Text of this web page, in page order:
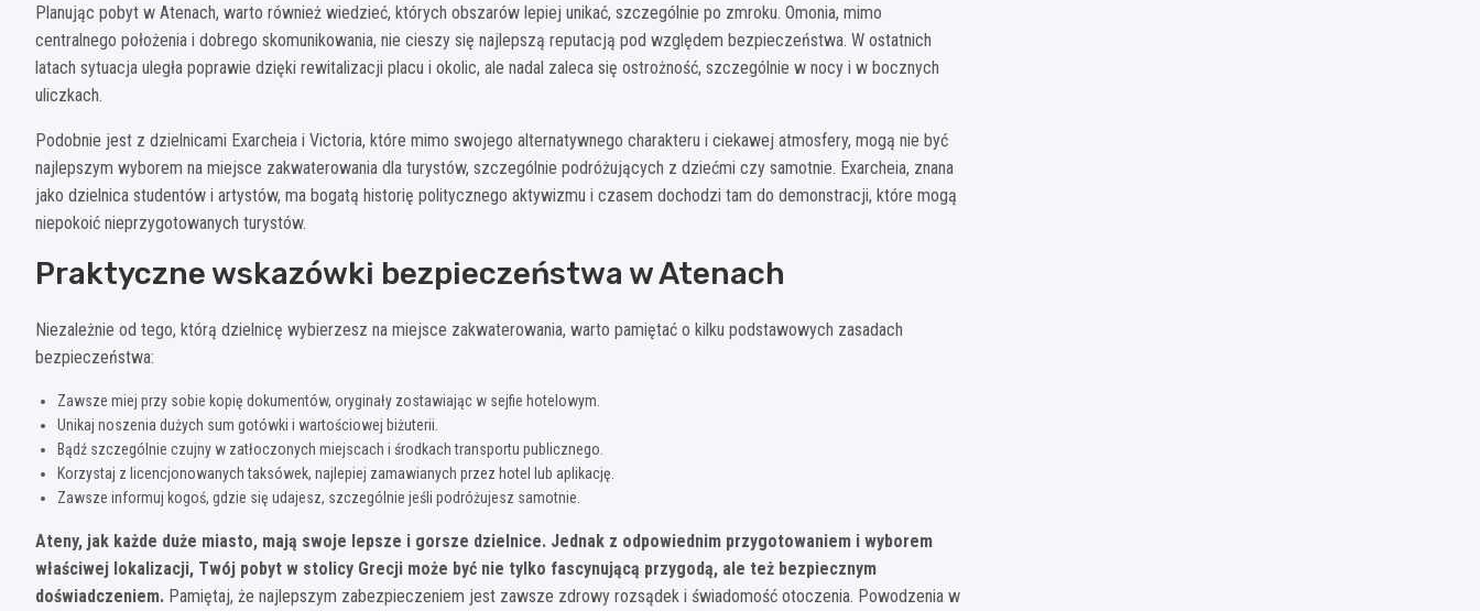
Planując pobyt w Atenach, warto również wiedzieć, których obszarów lepiej unikać, szczególnie po zmroku. Omonia, mimo
centralnego położenia i dobrego skomunikowania, nie cieszy się najlepszą reputacją pod względem bezpieczeństwa. W ostatnich
latach sytuacja uległa poprawie dzięki rewitalizacji placu i okolic, ale nadal zaleca się ostrożność, szczególnie w nocy i w bocznych
uliczkach.
Podobnie jest z dzielnicami Exarcheia i Victoria, które mimo swojego alternatywnego charakteru i ciekawej atmosfery, mogą nie być
najlepszym wyborem na miejsce zakwaterowania dla turystów, szczególnie podróżujących z dziećmi czy samotnie. Exarcheia, znana
jako dzielnica studentów i artystów, ma bogatą historię politycznego aktywizmu i czasem dochodzi tam do demonstracji, które mogą
niepokoić nieprzygotowanych turystów.
Praktyczne wskazówki bezpieczeństwa w Atenach
Niezależnie od tego, którą dzielnicę wybierzesz na miejsce zakwaterowania, warto pamiętać o kilku podstawowych zasadach
bezpieczeństwa:
Zawsze miej przy sobie kopię dokumentów, oryginały zostawiając w sejfie hotelowym.
Unikaj noszenia dużych sum gotówki i wartościowej biżuterii.
Bądź szczególnie czujny w zatłoczonych miejscach i środkach transportu publicznego.
Korzystaj z licencjonowanych taksówek, najlepiej zamawianych przez hotel lub aplikację.
Zawsze informuj kogoś, gdzie się udajesz, szczególnie jeśli podróżujesz samotnie.
Ateny, jak każde duże miasto, mają swoje lepsze i gorsze dzielnice. Jednak z odpowiednim przygotowaniem i wyborem
właściwej lokalizacji, Twój pobyt w stolicy Grecji może być nie tylko fascynującą przygodą, ale też bezpiecznym
doświadczeniem. Pamiętaj, że najlepszym zabezpieczeniem jest zawsze zdrowy rozsądek i świadomość otoczenia. Powodzenia w